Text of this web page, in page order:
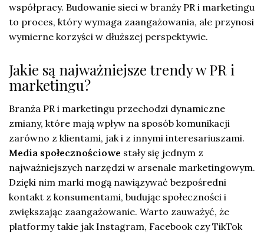
współpracy. Budowanie sieci w branży PR i marketingu
to proces, który wymaga zaangażowania, ale przynosi
wymierne korzyści w dłuższej perspektywie.
Jakie są najważniejsze trendy w PR i
marketingu?
Branża PR i marketingu przechodzi dynamiczne
zmiany, które mają wpływ na sposób komunikacji
zarówno z klientami, jak i z innymi interesariuszami.
Media społecznościowe stały się jednym z
najważniejszych narzędzi w arsenale marketingowym.
Dzięki nim marki mogą nawiązywać bezpośredni
kontakt z konsumentami, budując społeczności i
zwiększając zaangażowanie. Warto zauważyć, że
platformy takie jak Instagram, Facebook czy TikTok